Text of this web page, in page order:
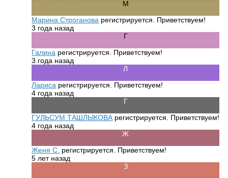
Марина Строганова регистрируется. Приветствуем!
3 года назад
Галина регистрируется. Приветствуем!
3 года назад
Лариса регистрируется. Приветствуем!
4 года назад
ГУЛЬСУМ ТАШЛЫКОВА регистрируется. Приветствуем!
4 года назад
Женя С. регистрируется. Приветствуем!
5 лет назад